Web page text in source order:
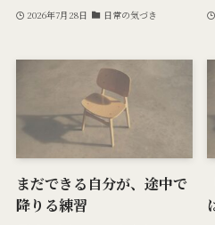
2026年7月28日 日常の気づき
まだできる自分が、途中で
降りる練習